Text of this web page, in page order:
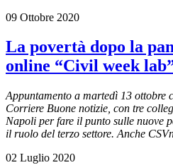
09 Ottobre 2020
La povertà dopo la
online “Civil week
Appuntamento a martedì 13 ottobre
Corriere Buone notizie, con tre
Napoli per fare il punto sulle nuove
il ruolo del terzo settore. Anche
02 Luglio 2020